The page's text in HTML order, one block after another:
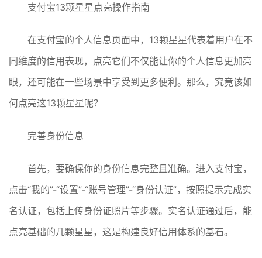
支付宝13颗星星点亮操作指南
在支付宝的个人信息页面中，13颗星星代表着用户在不
同维度的信用表现，点亮它们不仅能让你的个人信息更加亮
眼，还可能在一些场景中享受到更多便利。那么，究竟该如
何点亮这13颗星星呢？
完善身份信息
首先，要确保你的身份信息完整且准确。进入支付宝，
点击“我的”-“设置”-“账号管理”-“身份认证”，按照提示完成实
名认证，包括上传身份证照片等步骤。实名认证通过后，能
点亮基础的几颗星星，这是构建良好信用体系的基石。